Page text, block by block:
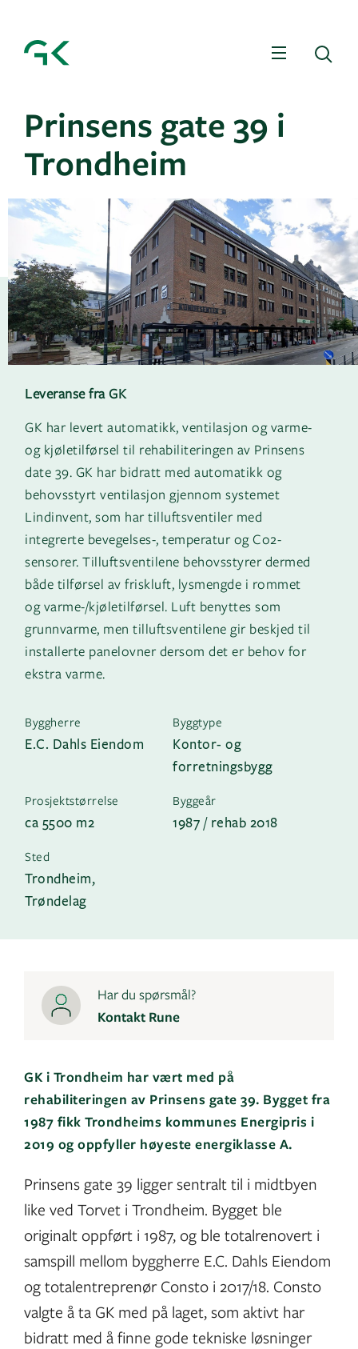
Meny
Prinsens gate 39 i
Trondheim
Leveranse fra GK
GK har levert automatikk, ventilasjon og varme-
og kjøletilførsel til rehabiliteringen av Prinsens
date 39. GK har bidratt med automatikk og
behovsstyrt ventilasjon gjennom systemet
Lindinvent, som har tilluftsventiler med
integrerte bevegelses-, temperatur og Co2-
sensorer. Tilluftsventilene behovsstyrer dermed
både tilførsel av friskluft, lysmengde i rommet
og varme-/kjøletilførsel. Luft benyttes som
grunnvarme, men tilluftsventilene gir beskjed til
installerte panelovner dersom det er behov for
ekstra varme.
Byggherre
E.C. Dahls Eiendom
Byggtype
Kontor- og
forretningsbygg
Prosjektstørrelse
ca 5500 m2
Byggeår
1987 / rehab 2018
Sted
Trondheim,
Trøndelag
Har du spørsmål?
Kontakt Rune
GK i Trondheim har vært med på
rehabiliteringen av Prinsens gate 39. Bygget fra
1987 fikk Trondheims kommunes Energipris i
2019 og oppfyller høyeste energiklasse A.
Prinsens gate 39 ligger sentralt til i midtbyen
like ved Torvet i Trondheim. Bygget ble
originalt oppført i 1987, og ble totalrenovert i
samspill mellom byggherre E.C. Dahls Eiendom
og totalentreprenør Consto i 2017/18. Consto
valgte å ta GK med på laget, som aktivt har
bidratt med å finne gode tekniske løsninger